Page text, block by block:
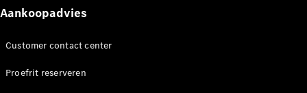
GLB
GLC
GLE
Aankoopadvies
Customer contact center
Proefrit reserveren